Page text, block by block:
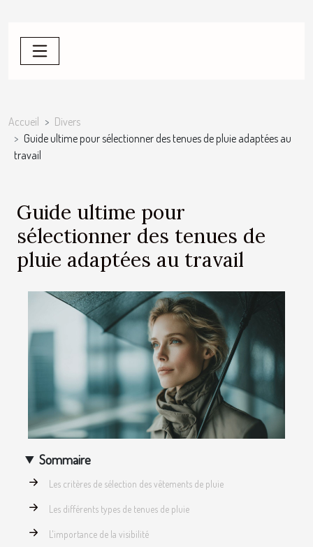
Accueil
Divers
Guide ultime pour sélectionner des tenues de pluie adaptées au
travail
Guide ultime pour
sélectionner des tenues de
pluie adaptées au travail
Sommaire
Les critères de sélection des vêtements de pluie
Les différents types de tenues de pluie
L'importance de la visibilité